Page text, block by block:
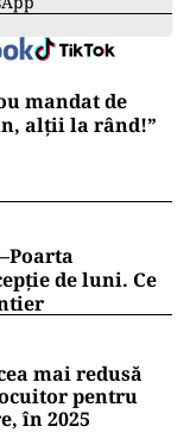
mandat de
alții la rând!”
de luni. Ce
mai redusă
pentru
în 2025